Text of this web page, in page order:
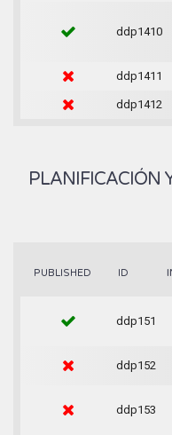
ddp1410
ddp1411
ddp1412
PLANIFICACIÓN
PUBLISHED ID
ddp151
ddp152
ddp153